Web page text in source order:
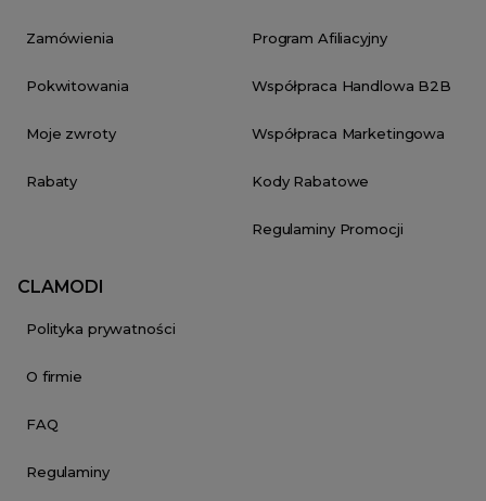
Zamówienia
Pokwitowania
Moje zwroty
Rabaty
Program Afiliacyjny
Współpraca Handlowa B2B
Współpraca Marketingowa
Kody Rabatowe
Regulaminy Promocji
CLAMODI
Polityka prywatności
O firmie
FAQ
Regulaminy